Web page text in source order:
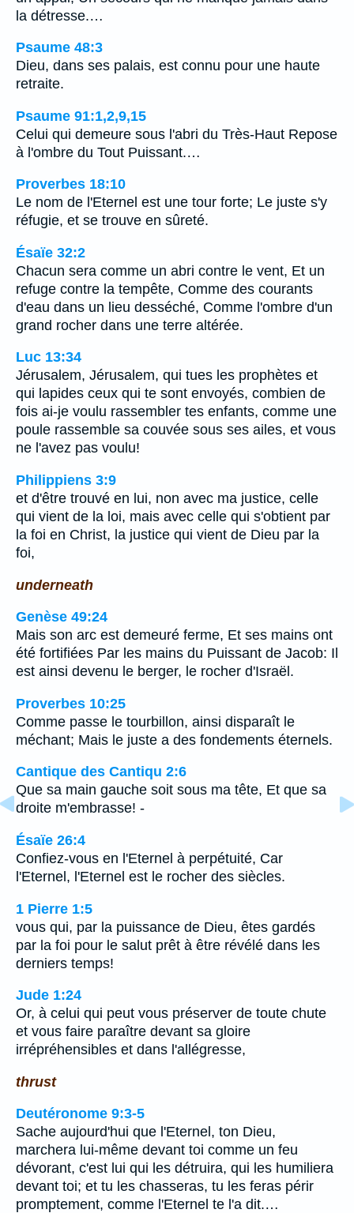
la détresse.…
Psaume 48:3
Dieu, dans ses palais, est connu pour une haute
retraite.
Psaume 91:1,2,9,15
Celui qui demeure sous l'abri du Très-Haut Repose
à l'ombre du Tout Puissant.…
Proverbes 18:10
Le nom de l'Eternel est une tour forte; Le juste s'y
réfugie, et se trouve en sûreté.
Ésaïe 32:2
Chacun sera comme un abri contre le vent, Et un
refuge contre la tempête, Comme des courants
d'eau dans un lieu desséché, Comme l'ombre d'un
grand rocher dans une terre altérée.
Luc 13:34
Jérusalem, Jérusalem, qui tues les prophètes et
qui lapides ceux qui te sont envoyés, combien de
fois ai-je voulu rassembler tes enfants, comme une
poule rassemble sa couvée sous ses ailes, et vous
ne l'avez pas voulu!
Philippiens 3:9
et d'être trouvé en lui, non avec ma justice, celle
qui vient de la loi, mais avec celle qui s'obtient par
la foi en Christ, la justice qui vient de Dieu par la
foi,
underneath
Genèse 49:24
Mais son arc est demeuré ferme, Et ses mains ont
été fortifiées Par les mains du Puissant de Jacob: Il
est ainsi devenu le berger, le rocher d'Israël.
Proverbes 10:25
Comme passe le tourbillon, ainsi disparaît le
méchant; Mais le juste a des fondements éternels.
Cantique des Cantiqu 2:6
Que sa main gauche soit sous ma tête, Et que sa
droite m'embrasse! -
Ésaïe 26:4
Confiez-vous en l'Eternel à perpétuité, Car
l'Eternel, l'Eternel est le rocher des siècles.
1 Pierre 1:5
vous qui, par la puissance de Dieu, êtes gardés
par la foi pour le salut prêt à être révélé dans les
derniers temps!
Jude 1:24
Or, à celui qui peut vous préserver de toute chute
et vous faire paraître devant sa gloire
irrépréhensibles et dans l'allégresse,
thrust
Deutéronome 9:3-5
Sache aujourd'hui que l'Eternel, ton Dieu,
marchera lui-même devant toi comme un feu
dévorant, c'est lui qui les détruira, qui les humiliera
devant toi; et tu les chasseras, tu les feras périr
promptement, comme l'Eternel te l'a dit.…